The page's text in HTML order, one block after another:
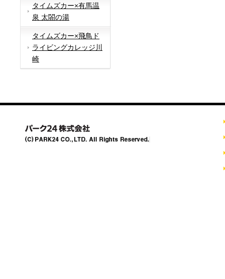
タイムズカー×有馬温
泉 太閤の湯
タイムズカー×飛鳥ド
ライビングカレッジ川
崎